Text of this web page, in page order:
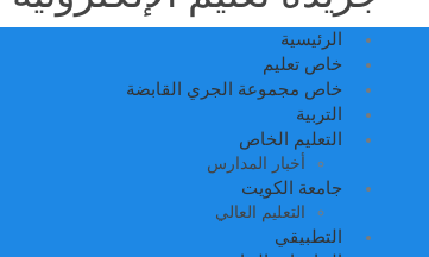
الرئيسية
خاص تعليم
خاص مجموعة الجري القابضة
التربية
التعليم الخاص
أخبار المدارس
جامعة الكويت
التعليم العالي
التطبيقي